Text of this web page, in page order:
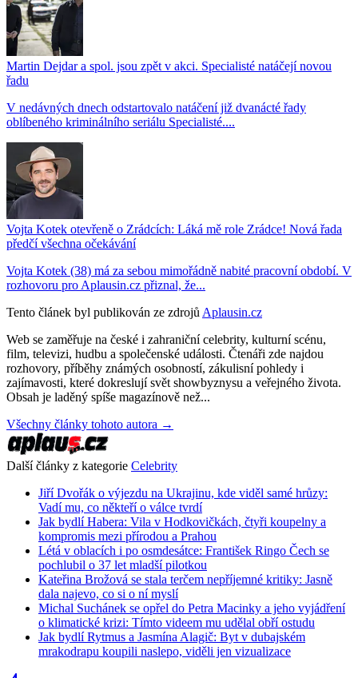
Martin Dejdar a spol. jsou zpět v akci. Specialisté natáčejí novou
řadu
V nedávných dnech odstartovalo natáčení již dvanácté řady
oblíbeného kriminálního seriálu Specialisté....
Vojta Kotek otevřeně o Zrádcích: Láká mě role Zrádce! Nová řada
předčí všechna očekávání
Vojta Kotek (38) má za sebou mimořádně nabité pracovní období. V
rozhovoru pro Aplausin.cz přiznal, že...
Tento článek byl publikován ze zdrojů Aplausin.cz
Web se zaměřuje na české i zahraniční celebrity, kulturní scénu,
film, televizi, hudbu a společenské události. Čtenáři zde najdou
rozhovory, příběhy známých osobností, zákulisní pohledy i
zajímavosti, které dokreslují svět showbyznysu a veřejného života.
Obsah je laděný spíše magazínově než...
Všechny články tohoto autora →
Další články z kategorie Celebrity
Jiří Dvořák o výjezdu na Ukrajinu, kde viděl samé hrůzy:
Vadí mu, co někteří o válce tvrdí
Jak bydlí Habera: Vila v Hodkovičkách, čtyři koupelny a
kompromis mezi přírodou a Prahou
Létá v oblacích i po osmdesátce: František Ringo Čech se
pochlubil o 37 let mladší pilotkou
Kateřina Brožová se stala terčem nepříjemné kritiky: Jasně
dala najevo, co si o ní myslí
Michal Suchánek se opřel do Petra Macinky a jeho vyjádření
o klimatické krizi: Tímto videem mu udělal obří ostudu
Jak bydlí Rytmus a Jasmína Alagič: Byt v dubajském
mrakodrapu koupili naslepo, viděli jen vizualizace